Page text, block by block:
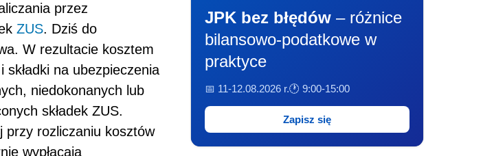
przez
ZUS. Dziś do
W rezultacie kosztem
na ubezpieczenia
niedokonanych lub
składek ZUS.
przy rozliczaniu kosztów
wypłacają
JPK bez błędów – różnice
bilansowo-podatkowe w
praktyce
📅 11-12.08.2026 r.🕐 9:00-15:00
Zapisz się